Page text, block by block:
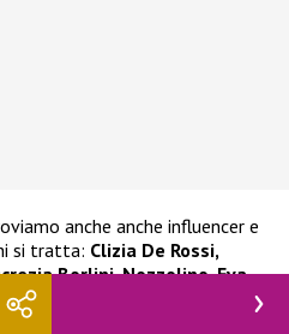
anche anche influencer e
si tratta: Clizia De Rossi,
Borlini, Nozzolino, Eva
Claudia Dorelfi, Il Defe,
Twins Porta.